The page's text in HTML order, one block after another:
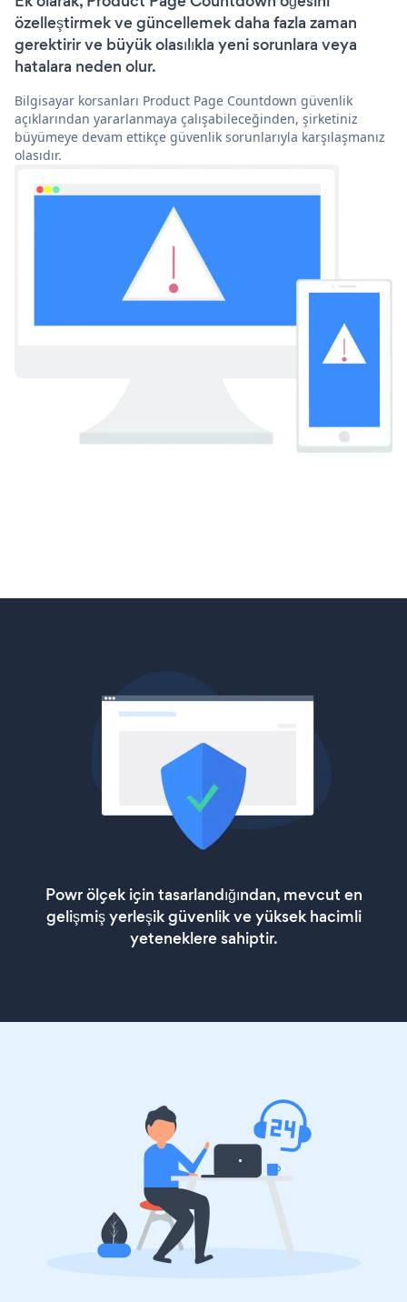
özelleştirmek ve güncellemek daha fazla zaman
gerektirir ve büyük olasılıkla yeni sorunlara veya
hatalara neden olur.
Bilgisayar korsanları Product Page Countdown güvenlik
açıklarından yararlanmaya çalışabileceğinden, şirketiniz
büyümeye devam ettikçe güvenlik sorunlarıyla karşılaşmanız
olasıdır.
Powr ölçek için tasarlandığından, mevcut en
gelişmiş yerleşik güvenlik ve yüksek hacimli
yeteneklere sahiptir.